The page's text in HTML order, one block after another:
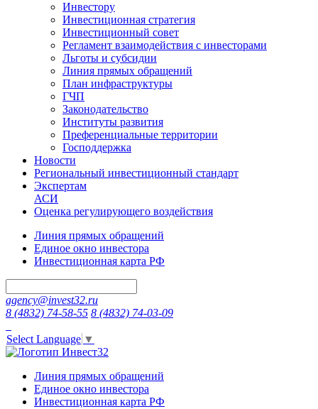
Инвестору
Инвестиционная стратегия
Инвестиционный совет
Регламент взаимодействия с инвесторами
Льготы и субсидии
Линия прямых обращений
План инфраструктуры
ГЧП
Законодательство
Институты развития
Преференциальные территории
Господдержка
Новости
Региональный инвестиционный стандарт
Экспертам
АСИ
Оценка регулирующего воздействия
Линия прямых обращений
Единое окно инвестора
Инвестиционная карта РФ
agency@invest32.ru
8 (4832) 74-58-55 8 (4832) 74-03-09
Select Language ▼
Линия прямых обращений
Единое окно инвестора
Инвестиционная карта РФ